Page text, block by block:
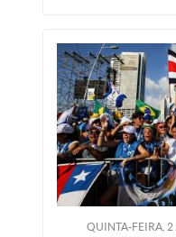
QUINTA-FEIRA, 2